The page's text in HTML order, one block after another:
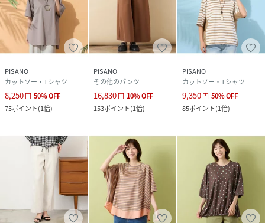
PISANO
カットソー・Tシャツ
8,250円 50%OFF
75ポイント(1倍)
PISANO
その他のパンツ
16,830円 10%OFF
153ポイント(1倍)
PISANO
カットソー・Tシャツ
9,350円 50%OFF
85ポイント(1倍)